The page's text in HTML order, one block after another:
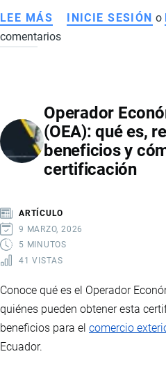
LEE MÁS SOBRE
VENTANILLA
GUÍA
PARA
TRÁMITES
DE
INICIE SESIÓN o
comentarios
Operador
(OEA): qué es,
beneficios y
certificación
ARTÍCULO
9 MARZO, 2026
5 MINUTOS
41 VISTAS
Conoce qué es el Operador
quiénes pueden obtener esta
beneficios para el comercio
Ecuador.